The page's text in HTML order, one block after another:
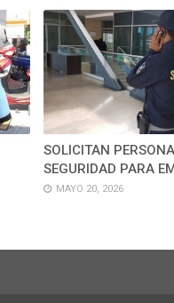
SOLICITAN
SEGURIDAD PARA
MAYO 20, 2026